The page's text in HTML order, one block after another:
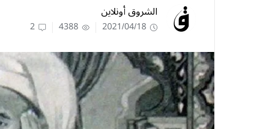
الشروق أونلاين
2021/04/18
4388
2